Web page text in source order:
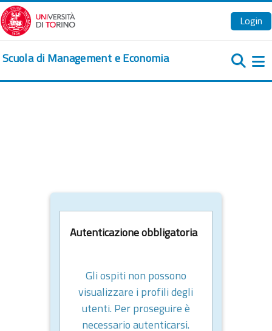
Vai al contenuto principale
Login
Scuola di Management e Economia
Autenticazione obbligatoria
Gli ospiti non possono
visualizzare i profili degli
utenti. Per proseguire è
necessario autenticarsi.